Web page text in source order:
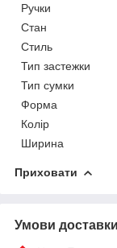
Ручки
Стан
Стиль
Тип застежки
Тип сумки
Форма
Колір
Ширина
Приховати
Умови доставки